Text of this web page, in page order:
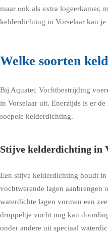
maar ook als extra logeerkamer,
kelderdichting in Vorselaar kan je
Welke soorten
Bij Aquatec Vochtbestrijding
in Vorselaar uit. Enerzijds is er
soepele kelderdichting.
Stijve kelderdichting in
Een stijve kelderdichting houdt in
vochtwerende lagen aanbrengen
waterdichte lagen vormen een
druppeltje vocht nog kan
onder andere uit speciaal